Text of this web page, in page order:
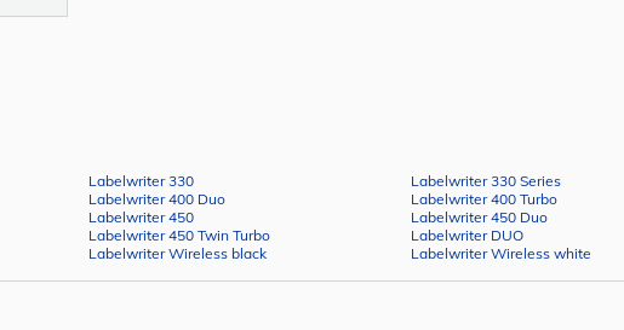
Labelwriter 330
Labelwriter 330 Series
Labelwriter 400 Duo
Labelwriter 400 Turbo
Labelwriter 450
Labelwriter 450 Duo
Labelwriter 450 Twin Turbo
Labelwriter DUO
Labelwriter Wireless black Labelwriter Wireless white